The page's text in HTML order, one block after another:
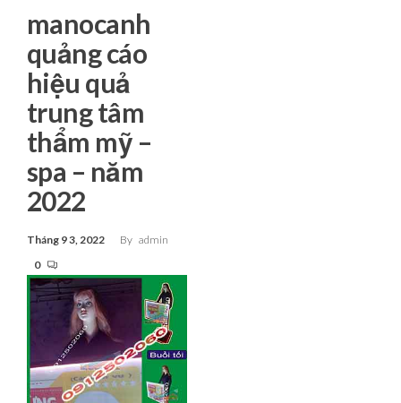
manocanh
quảng cáo
hiệu quả
trung tâm
thẩm mỹ –
spa – năm
2022
Tháng 9 3, 2022 By admin
0